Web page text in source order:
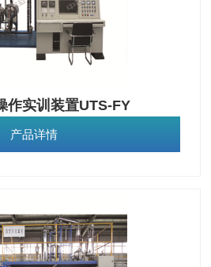
作实训装置UTS-FY
产品详情